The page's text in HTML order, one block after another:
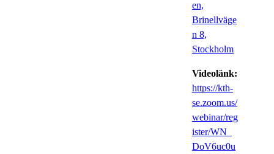
en,
Brinellväge
n 8,
Stockholm
Videolänk:
https://kth-
se.zoom.us/
webinar/reg
ister/WN_
DoV6uc0u